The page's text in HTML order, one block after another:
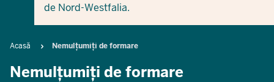
de Nord-Westfalia.
Breadcrumb
Acasă Nemulțumiți de formare
Nemulțumiți de formare